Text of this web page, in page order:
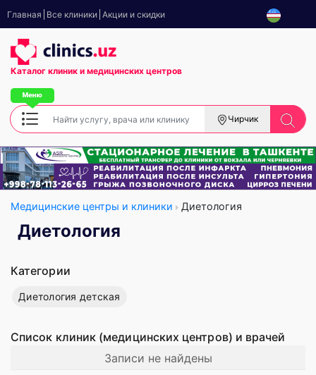
Главная Все клиники Акции и скидки
Каталог клиник и медицинских центров
Чирчик
Медицинские центры и клиники Диетология
Диетология
Категории
Диетология детская
Список клиник (медицинских центров) и врачей
Записи не найдены